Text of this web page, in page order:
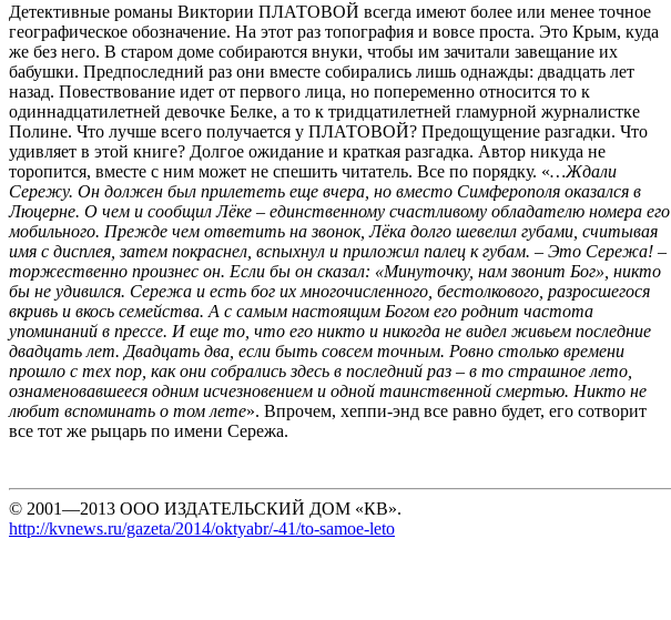
Детективные романы Виктории ПЛАТОВОЙ всегда имеют более или менее точное
географическое обозначение. На этот раз топография и вовсе проста. Это Крым, куда
же без него. В старом доме собираются внуки, чтобы им зачитали завещание их
бабушки. Предпоследний раз они вместе собирались лишь однажды: двадцать лет
назад. Повествование идет от первого лица, но попеременно относится то к
одиннадцатилетней девочке Белке, а то к тридцатилетней гламурной журналистке
Полине. Что лучше всего получается у ПЛАТОВОЙ? Предощущение разгадки. Что
удивляет в этой книге? Долгое ожидание и краткая разгадка. Автор никуда не
торопится, вместе с ним может не спешить читатель. Все по порядку. «…Ждали
Сережу. Он должен был прилететь еще вчера, но вместо Симферополя оказался в
Люцерне. О чем и сообщил Лёке – единственному счастливому обладателю номера его
мобильного. Прежде чем ответить на звонок, Лёка долго шевелил губами, считывая
имя с дисплея, затем покраснел, вспыхнул и приложил палец к губам. – Это Сережа! –
торжественно произнес он. Если бы он сказал: «Минуточку, нам звонит Бог», никто
бы не удивился. Сережа и есть бог их многочисленного, бестолкового, разросшегося
вкривь и вкось семейства. А с самым настоящим Богом его роднит частота
упоминаний в прессе. И еще то, что его никто и никогда не видел живьем последние
двадцать лет. Двадцать два, если быть совсем точным. Ровно столько времени
прошло с тех пор, как они собрались здесь в последний раз – в то страшное лето,
ознаменовавшееся одним исчезновением и одной таинственной смертью. Никто не
любит вспоминать о том лете». Впрочем, хеппи-энд все равно будет, его сотворит
все тот же рыцарь по имени Сережа.
© 2001—2013 ООО ИЗДАТЕЛЬСКИЙ ДОМ «КВ».
http://kvnews.ru/gazeta/2014/oktyabr/-41/to-samoe-leto